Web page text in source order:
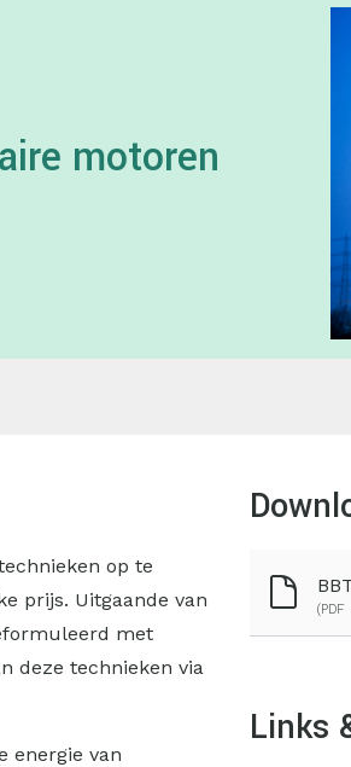
motoren
op te
prijs. Uitgaande van
met
deze technieken via
energie van
(PDF
Links